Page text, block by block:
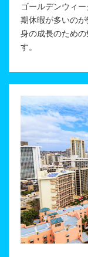
ゴールデンウィ
期休暇が多いの
身の成長のため
す。